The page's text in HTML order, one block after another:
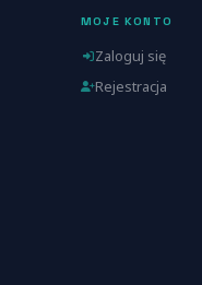
MOJE KONTO
Zaloguj się
Rejestracja